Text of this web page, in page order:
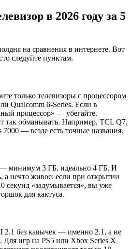
в 2026 году за 5
на сравнения в интернете. Вот
следуйте пунктам.
только телевизоры с процессором
Qualcomm 6-Series. Если в
процессор» — убегайте.
так обманывать. Например, TCL Q7,
— везде есть точные названия.
минимум 3 ГБ, идеально 4 ГБ. И
а нечто живое: если при открытии
секунд «задумывается», вы уже
для кактуса.
без кавычек — именно 2.1, а не
игр на PS5 или Xbox Series X